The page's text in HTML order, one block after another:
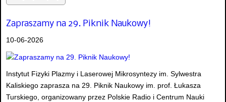
Zapraszamy na 29. Piknik Naukowy!
10-06-2026
Instytut Fizyki Plazmy i Laserowej Mikrosyntezy im. Sylwestra
Kaliskiego zaprasza na 29. Piknik Naukowy im. prof. Łukasza
Turskiego, organizowany przez Polskie Radio i Centrum Nauki